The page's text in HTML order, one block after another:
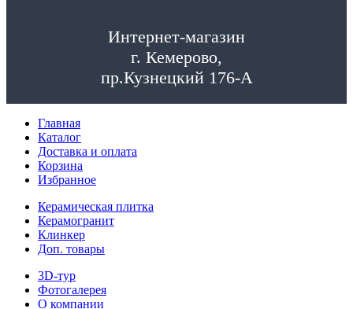
Интернет-магазин
г. Кемерово,
пр.Кузнецкий 176-А
Главная
Каталог
Доставка и оплата
Корзина
Избранное
Керамическая плитка
Керамогранит
Клинкер
Доп. товары
3D-тур
Фотогалерея
О компании